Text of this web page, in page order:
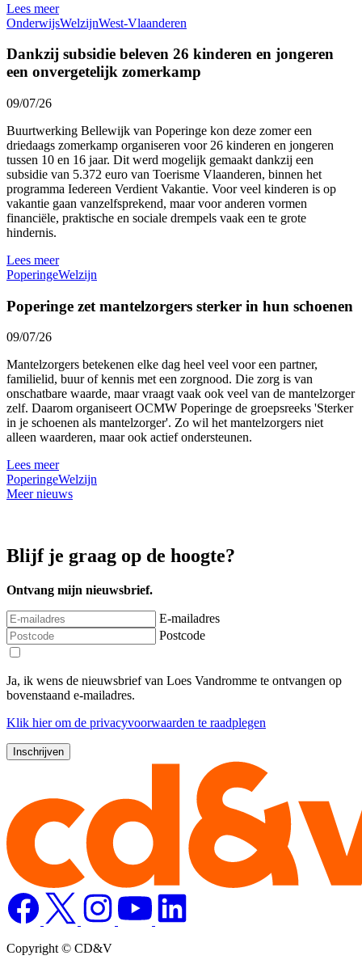
Lees meer
OnderwijsWelzijnWest-Vlaanderen
Dankzij subsidie beleven 26 kinderen en jongeren
een onvergetelijk zomerkamp
09/07/26
Buurtwerking Bellewijk van Poperinge kon deze zomer een
driedaags zomerkamp organiseren voor 26 kinderen en jongeren
tussen 10 en 16 jaar. Dit werd mogelijk gemaakt dankzij een
subsidie van 5.372 euro van Toerisme Vlaanderen, binnen het
programma Iedereen Verdient Vakantie. Voor veel kinderen is op
vakantie gaan vanzelfsprekend, maar voor anderen vormen
financiële, praktische en sociale drempels vaak een te grote
hindernis.
Lees meer
PoperingeWelzijn
Poperinge zet mantelzorgers sterker in hun schoenen
09/07/26
Mantelzorgers betekenen elke dag heel veel voor een partner,
familielid, buur of kennis met een zorgnood. Die zorg is van
onschatbare waarde, maar vraagt vaak ook veel van de mantelzorger
zelf. Daarom organiseert OCMW Poperinge de groepsreeks 'Sterker
in je schoenen als mantelzorger'. Zo wil het mantelzorgers niet
alleen waarderen, maar ook actief ondersteunen.
Lees meer
PoperingeWelzijn
Meer nieuws
Blijf je graag op de hoogte?
Ontvang mijn nieuwsbrief.
E-mailadres
Postcode
Ja, ik wens de nieuwsbrief van Loes Vandromme te ontvangen op
bovenstaand e-mailadres.
Klik hierom de privacyvoorwaarden te raadplegen
Copyright © CD&V